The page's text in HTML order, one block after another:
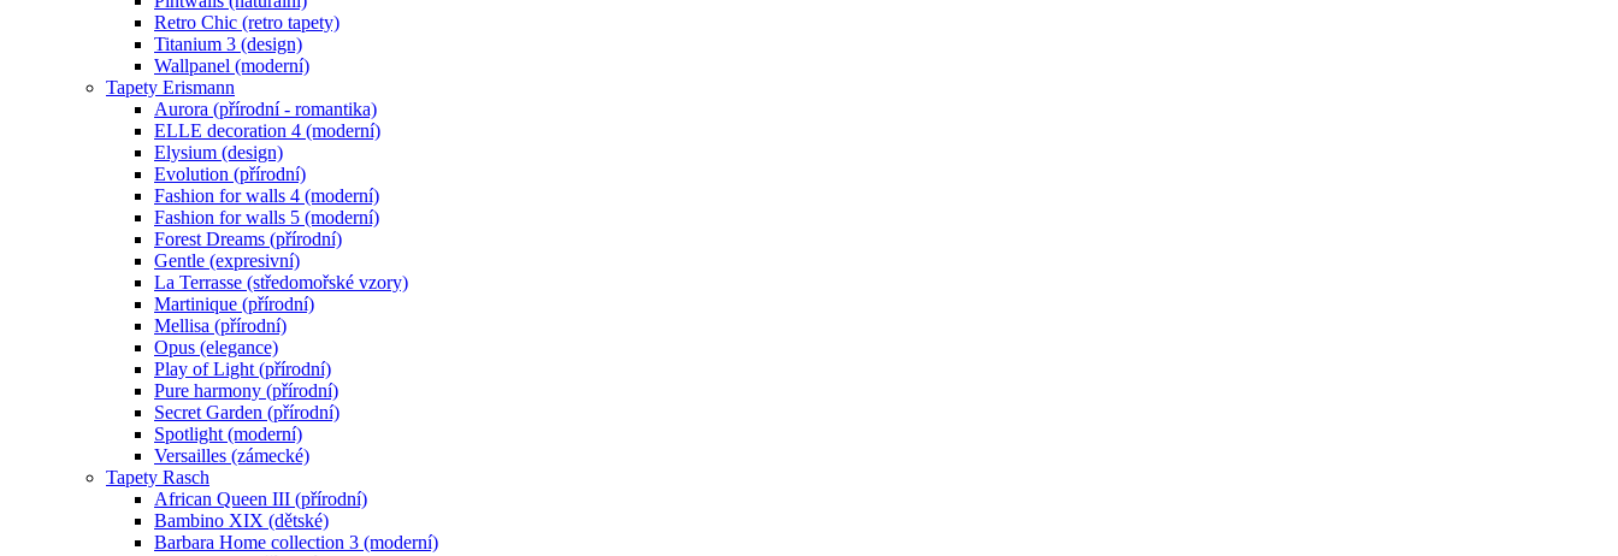
Retro Chic (retro tapety)
Titanium 3 (design)
Wallpanel (moderní)
Tapety Erismann
Aurora (přírodní - romantika)
ELLE decoration 4 (moderní)
Elysium (design)
Evolution (přírodní)
Fashion for walls 4 (moderní)
Fashion for walls 5 (moderní)
Forest Dreams (přírodní)
Gentle (expresivní)
La Terrasse (středomořské vzory)
Martinique (přírodní)
Mellisa (přírodní)
Opus (elegance)
Play of Light (přírodní)
Pure harmony (přírodní)
Secret Garden (přírodní)
Spotlight (moderní)
Versailles (zámecké)
Tapety Rasch
African Queen III (přírodní)
Bambino XIX (dětské)
Barbara Home collection 3 (moderní)